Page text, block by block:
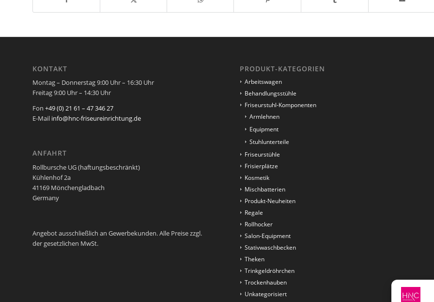
KONTAKT
Montag – Donnerstag 9:00 Uhr – 16:30 Uhr
Freitag 9:00 Uhr – 14:30 Uhr
Fon +49 (0) 21 61 – 47 346 27
E-Mail info@hnc-friseureinrichtung.de
ANFAHRT
Rollbursche UG (haftungsbeschränkt)
Kühlenhof 2a
41169 Mönchengladbach
Germany
Angebot ausschließlich an Gewerbekunden. Alle Preise zzgl.
der gesetzlichen MwSt.
PRODUKT-KATEGORIEN
Arbeitswagen
Behandlungsstühle
Friseurstuhl-Komponenten
Armlehnen
Equipment
Stuhlunterteile
Friseurstühle
Frisierplätze
Kosmetik
Mischbatterien
Produkt-Neuheiten
Regale
Rollhocker
Salon-Equipment
Stativwaschbecken
Theken
Trinkgeldröhrchen
Trockenhauben
Unkategorisiert